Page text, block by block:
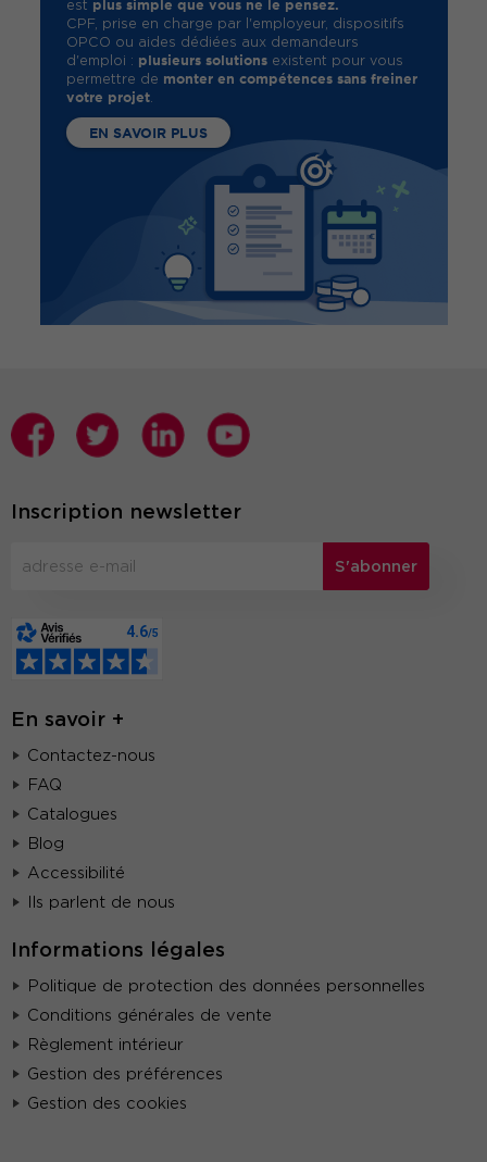
est plus simple que vous ne le pensez.
CPF, prise en charge par l'employeur, dispositifs
OPCO ou aides dédiées aux demandeurs
d'emploi : plusieurs solutionsexistent pour vous
permettre de monter en compétences sans freiner
votre projet.
EN SAVOIR PLUS
Inscription newsletter
S'abonner
En savoir +
Contactez-nous
FAQ
Catalogues
Blog
Accessibilité
Ils parlent de nous
Informations légales
Politique de protection des données personnelles
Conditions générales de vente
Règlement intérieur
Gestion des préférences
Gestion des cookies